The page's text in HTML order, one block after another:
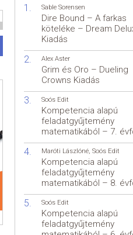
Sable Sorensen
Dire Bound – A farkas
köteléke – Dream
Kiadás
Alex Aster
Grim és Oro – Dueling
Crowns Kiadás
Soós Edit
Kompetencia alapú
feladatgyűjtemény
matematikából – 7.
Maróti Lászlóné, Soós Edit
Kompetencia alapú
feladatgyűjtemény
matematikából – 8.
Soós Edit
Kompetencia alapú
feladatgyűjtemény